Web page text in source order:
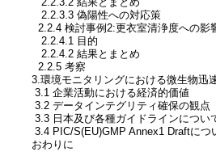
2.2.3.2 結果とまとめ
2.2.3.3 偽陽性への対応策
2.2.4 検討事例2:更衣室清浄度への影
2.2.4.1 目的
2.2.4.2 結果とまとめ
2.2.5 考察
3.環境モニタリングにおける微生物迅
3.1 企業活動における経済的価値
3.2 データインテグリティ確保の観点
3.3 日本及び各種ガイドラインについ
3.4 PIC/S(EU)GMP Annex1 Draftにつ
おわりに